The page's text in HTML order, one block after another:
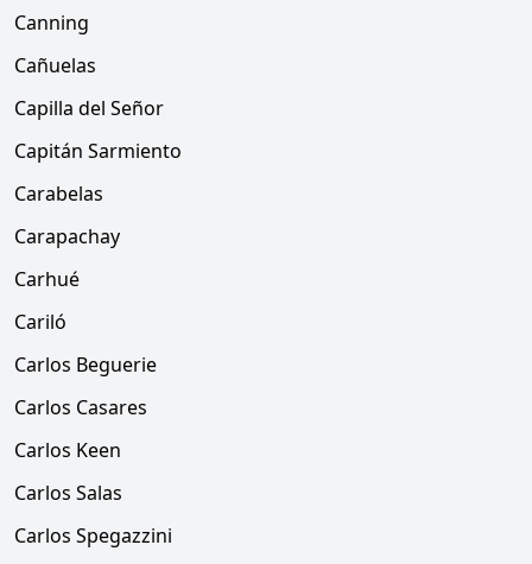
Canning
Cañuelas
Capilla del Señor
Capitán Sarmiento
Carabelas
Carapachay
Carhué
Cariló
Carlos Beguerie
Carlos Casares
Carlos Keen
Carlos Salas
Carlos Spegazzini